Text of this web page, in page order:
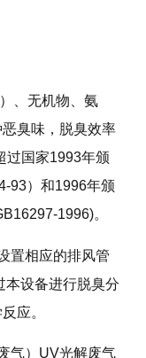
、无机物、氨
臭味，脱臭效率
过国家1993年颁
93）和1996年颁
1996)。
置相应的排风管
本设备进行脱臭分
应。
气）UV光解废气